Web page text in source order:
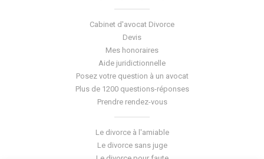
Cabinet d'avocat Divorce
Devis
Mes honoraires
Aide juridictionnelle
Posez votre question à un avocat
Plus de 1200 questions-réponses
Prendre rendez-vous
Le divorce à l'amiable
Le divorce sans juge